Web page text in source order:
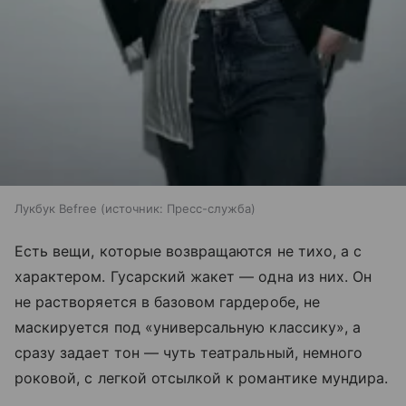
Лукбук Befree источник: Пресс-служба
Есть вещи, которые возвращаются не тихо, а с
характером. Гусарский жакет — одна из них. Он
не растворяется в базовом гардеробе, не
маскируется под «универсальную классику», а
сразу задает тон — чуть театральный, немного
роковой, с легкой отсылкой к романтике мундира.